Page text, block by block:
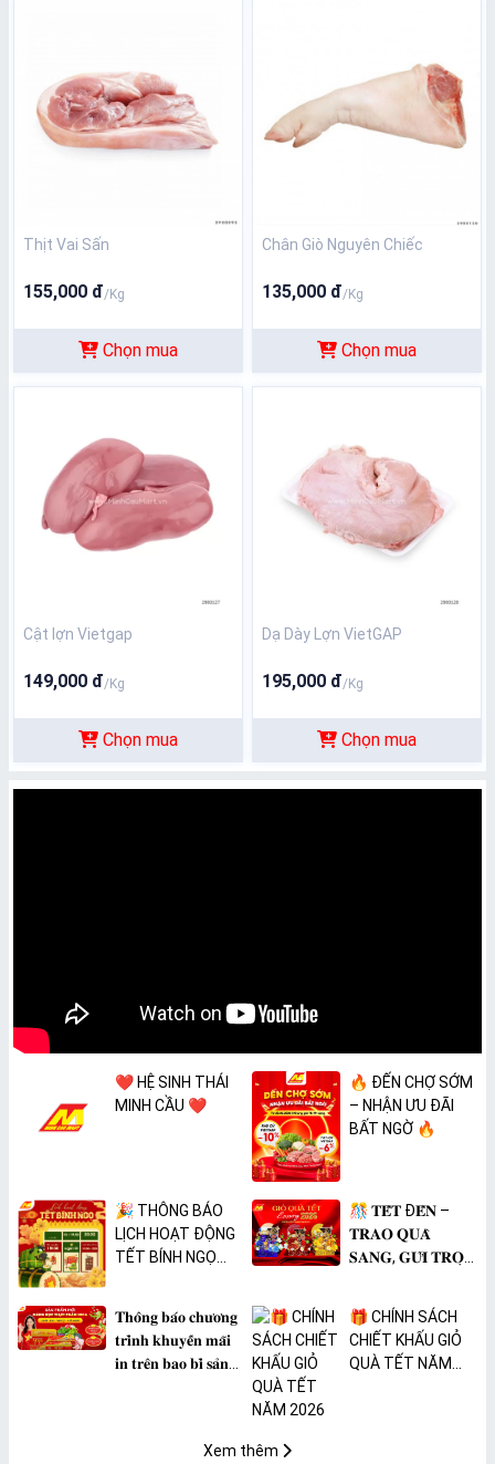
Thịt Vai Sấn
155,000 đ/Kg
Chọn mua
Chân Giò Nguyên Chiếc
135,000 đ/Kg
Chọn mua
Cật lợn Vietgap
149,000 đ/Kg
Chọn mua
Dạ Dày Lợn VietGAP
195,000 đ/Kg
Chọn mua
❤️ HỆ SINH THÁI
MINH CẦU ❤️
🔥 ĐẾN CHỢ SỚM
– NHẬN ƯU ĐÃI
BẤT NGỜ 🔥
🎉 THÔNG BÁO
LỊCH HOẠT ĐỘNG
TẾT BÍNH NGỌ
🎊 𝐓𝐄̂́𝐓 Đ𝐄̂́𝐍 –
𝐓𝐑𝐀𝐎 𝐐𝐔𝐀̀
𝐒𝐀𝐍𝐆, 𝐆𝐔̛̉𝐈 𝐓𝐑𝐎̣𝐍
𝐓𝐡𝐨̂𝐧𝐠 𝐛𝐚́𝐨 𝐜𝐡𝐮̛𝐨̛𝐧𝐠
𝐭𝐫𝐢̀𝐧𝐡 𝐤𝐡𝐮𝐲𝐞̂́𝐧 𝐦𝐚̃𝐢
𝐢𝐧 𝐭𝐫𝐞̂𝐧 𝐛𝐚𝐨 𝐛𝐢̀ 𝐬𝐚̉𝐧
🎁 CHÍNH SÁCH
CHIẾT KHẤU GIỎ
QUÀ TẾT NĂM
Xem thêm